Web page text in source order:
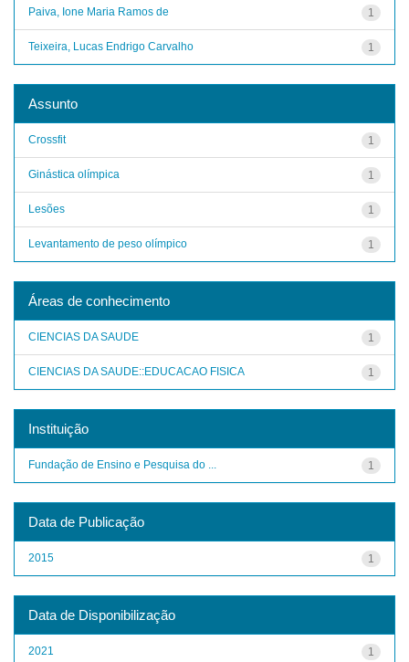
1
Paiva, Ione Maria Ramos de
1
Teixeira, Lucas Endrigo Carvalho
Assunto
1
Crossfit
1
Ginástica olímpica
1
Lesões
1
Levantamento de peso olímpico
Áreas de conhecimento
1
CIENCIAS DA SAUDE
1
CIENCIAS DA SAUDE::EDUCACAO FISICA
Instituição
1
Fundação de Ensino e Pesquisa do ...
Data de Publicação
1
2015
Data de Disponibilização
1
2021